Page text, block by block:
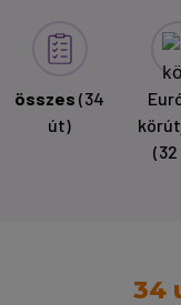
összes (34
út)
34